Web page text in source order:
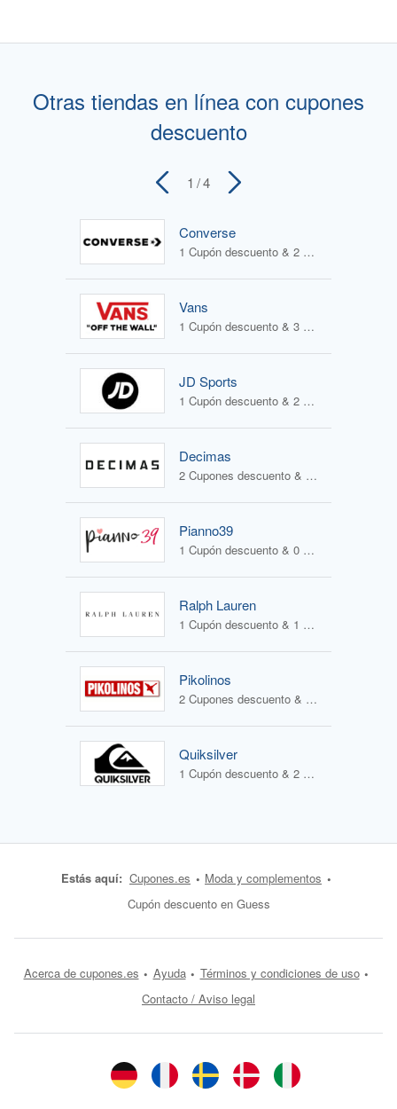
Otras tiendas en línea con cupones
descuento
1 / 4
Converse
1 Cupón descuento & 2 Ofertas
Vans
1 Cupón descuento & 3 Ofertas
JD Sports
1 Cupón descuento & 2 Ofertas
Decimas
2 Cupones descuento & 2 Ofertas
Pianno39
1 Cupón descuento & 0 Ofertas
Ralph Lauren
1 Cupón descuento & 1 Oferta
Pikolinos
2 Cupones descuento & 2 Ofertas
Quiksilver
1 Cupón descuento & 2 Ofertas
Estás aquí: Cupones.es
Moda y complementos
Cupón descuento en Guess
Acerca de cupones.es Ayuda
Términos y condiciones de uso
Contacto / Aviso legal